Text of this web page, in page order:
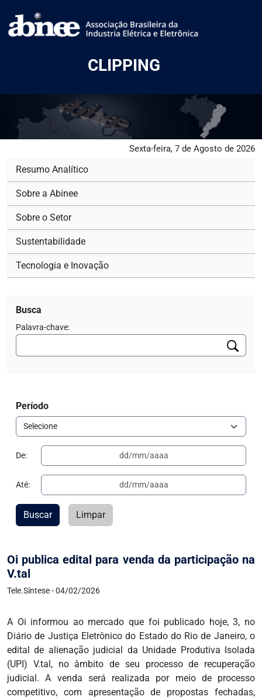
CLIPPING
Sexta-feira, 7 de Agosto de 2026
Oi publica edital para venda da participação na
V.tal
Tele.Síntese - 04/02/2026
A Oi informou ao mercado que foi publicado hoje, 3, no
Diário de Justiça Eletrônico do Estado do Rio de Janeiro, o
edital de alienação judicial da Unidade Produtiva Isolada
(UPI) V.tal, no âmbito de seu processo de recuperação
judicial. A venda será realizada por meio de processo
competitivo, com apresentação de propostas fechadas,
Resumo Analítico
Sobre a Abinee
Sobre o Setor
Sustentabilidade
Tecnologia e Inovação
Busca
Palavra-chave:
Período
De:
Até:
Buscar Limpar